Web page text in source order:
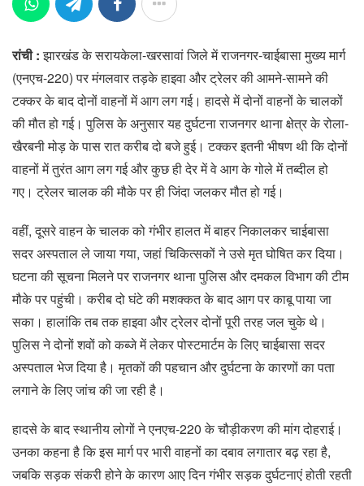
रांची :झारखंड के सरायकेला-खरसावां जिले में राजनगर-चाईबासा मुख्य मार्ग
(एनएच-220) पर मंगलवार तड़के हाइवा और ट्रेलर की आमने-सामने की
टक्कर के बाद दोनों वाहनों में आग लग गई। हादसे में दोनों वाहनों के चालकों
की मौत हो गई। पुलिस के अनुसार यह दुर्घटना राजनगर थाना क्षेत्र के रोला-
खैरबनी मोड़ के पास रात करीब दो बजे हुई। टक्कर इतनी भीषण थी कि दोनों
वाहनों में तुरंत आग लग गई और कुछ ही देर में वे आग के गोले में तब्दील हो
गए। ट्रेलर चालक की मौके पर ही जिंदा जलकर मौत हो गई।
वहीं, दूसरे वाहन के चालक को गंभीर हालत में बाहर निकालकर चाईबासा
सदर अस्पताल ले जाया गया, जहां चिकित्सकों ने उसे मृत घोषित कर दिया।
घटना की सूचना मिलने पर राजनगर थाना पुलिस और दमकल विभाग की टीम
मौके पर पहुंची। करीब दो घंटे की मशक्कत के बाद आग पर काबू पाया जा
सका। हालांकि तब तक हाइवा और ट्रेलर दोनों पूरी तरह जल चुके थे।
पुलिस ने दोनों शवों को कब्जे में लेकर पोस्टमार्टम के लिए चाईबासा सदर
अस्पताल भेज दिया है। मृतकों की पहचान और दुर्घटना के कारणों का पता
लगाने के लिए जांच की जा रही है।
हादसे के बाद स्थानीय लोगों ने एनएच-220 के चौड़ीकरण की मांग दोहराई।
उनका कहना है कि इस मार्ग पर भारी वाहनों का दबाव लगातार बढ़ रहा है,
जबकि सड़क संकरी होने के कारण आए दिन गंभीर सड़क दुर्घटनाएं होती रहती